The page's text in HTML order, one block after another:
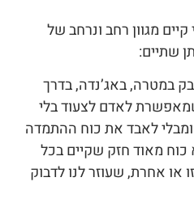
מגוון רחב ונרחב של
שתיים:
במטרה, באג’נדה, בדרך
לאדם לצעוד בלי
לאבד את כוח ההתמדה
מאוד חזק שקיים בכל
או אחרת, שעוזר לנו לדבוק